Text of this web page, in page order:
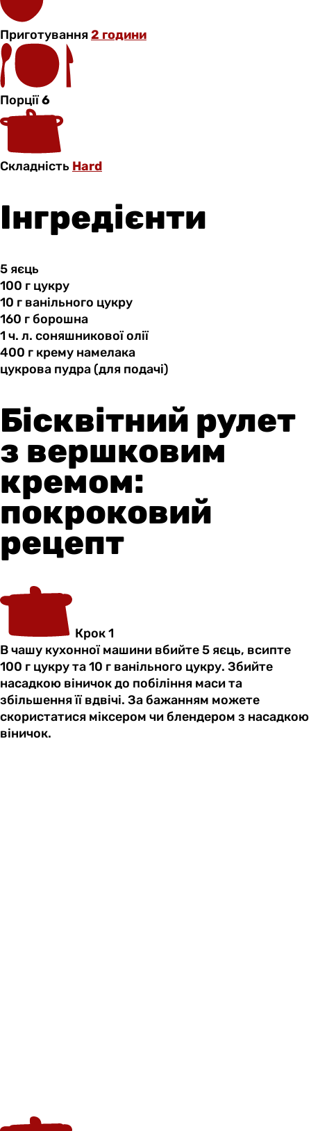
Приготування2 години
Порції6
Складність Hard
Інгредієнти
5 яєць
100 г цукру
10 г ванільного цукру
160 г борошна
1 ч. л. соняшникової олії
400 г крему намелака
цукрова пудра(для подачі)
Бісквітний рулет
з вершковим
кремом:
покроковий
рецепт
Крок 1
В чашу кухонної машини вбийте 5 яєць, всипте
100 г цукру та 10 г ванільного цукру. Збийте
насадкою віничок до побіління маси та
збільшення її вдвічі. За бажанням можете
скористатися міксером чи блендером з насадкою
віничок.